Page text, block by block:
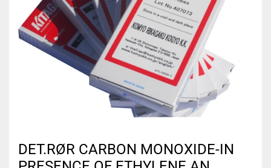
DET.RØR CARBON MONOXIDE-IN